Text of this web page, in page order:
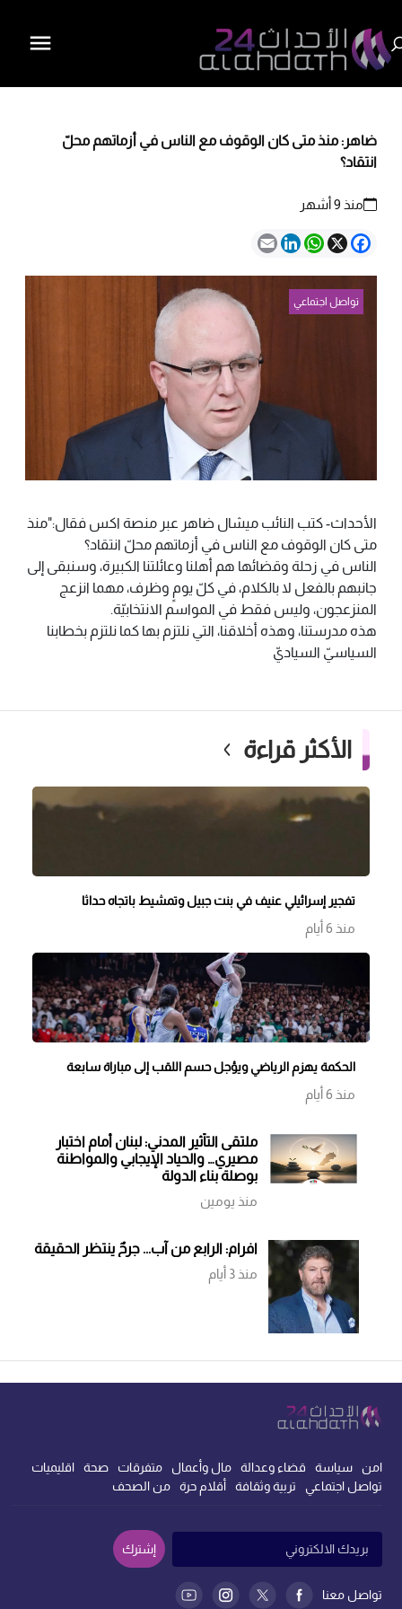
ضاهر: منذ متى كان الوقوف مع الناس في أزماتهم محلّ
انتقاد؟
منذ 9 أشهر
Facebook
X
WhatsApp
LinkedIn
Email
تواصل اجتماعي
الأحداث- كتب النائب ميشال ضاهر عبر منصة اكس فقال:"منذ
متى كان الوقوف مع الناس في أزماتهم محلّ انتقاد؟
‏الناس في زحلة وقضائها هم أهلنا وعائلتنا الكبيرة، وسنبقى إلى
جانبهم بالفعل لا بالكلام، في كلّ يومٍ وظرف، مهما انزعج
المنزعجون، وليس فقط في المواسم الانتخابيّة.
‏هذه مدرستنا، وهذه أخلاقنا، التي نلتزم بها كما نلتزم بخطابنا
السياسيّ السياديّ
الأكثر قراءة
تفجير إسرائيلي عنيف في بنت جبيل وتمشيط باتجاه حداثا
منذ 6 أيام
الحكمة يهزم الرياضي ويؤجل حسم اللقب إلى مباراة سابعة
منذ 6 أيام
ملتقى التأثير المدني: لبنان أمام اختبار
مصيري… والحياد الإيجابي والمواطنة
بوصلة بناء الدولة
منذ يومين
افرام: الرابع من آب... جرحٌ ينتظر الحقيقة
منذ 3 أيام
امن سياسة قضاء وعدالة مال وأعمال متفرقات صحة
اقليميات
تواصل اجتماعي
تربية وثقافة أقلام حرة من الصحف
تواصل معنا
إشترك